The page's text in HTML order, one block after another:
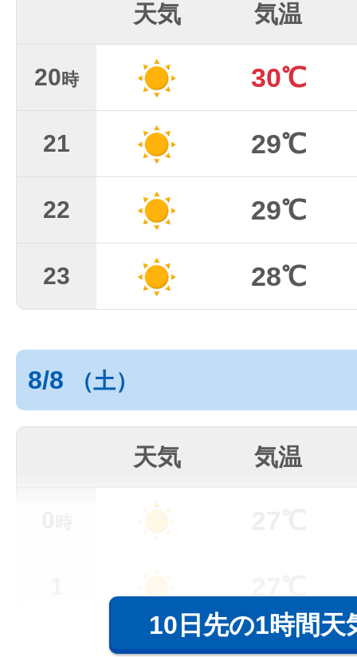
天気 気温
20時 30℃
21 29℃
22 29℃
23 28℃
8/8 （土）
天気 気温
10日先の1時間天